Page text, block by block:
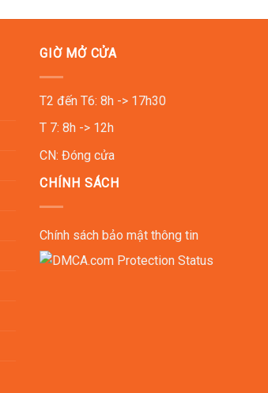
GIỜ MỞ CỬA
T2 đến T6: 8h -> 17h30
T 7: 8h -> 12h
CN: Đóng cửa
CHÍNH SÁCH
Chính sách bảo mật thông tin